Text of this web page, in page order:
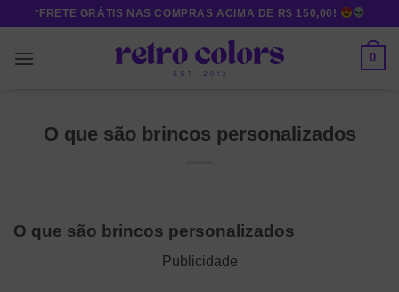
content
*FRETE GRÁTIS NAS COMPRAS ACIMA DE R$ 150,00!
0
O que são brincos personalizados
O que são brincos personalizados
Publicidade